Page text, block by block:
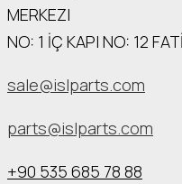
MERKEZI
NO: 1 İÇ КАРI NO: 12
sale@islparts.com
parts@islparts.com
+90 535 685 78 88